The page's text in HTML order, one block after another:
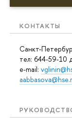
КОНТАКТЫ
Санкт-
тел: 644-59-10
e-mail: